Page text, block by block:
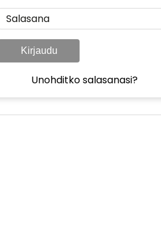
Salasana
Kirjaudu
Unohditko salasanasi?